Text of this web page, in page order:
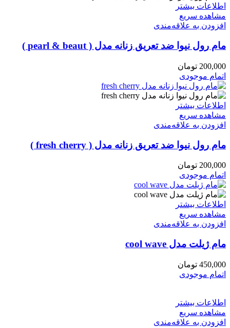
اطلاعات بیشتر
مشاهده سریع
افزودن به علاقه‌مندی
مام رول نیوا ضد تعریق زنانه مدل ( pearl & beaut )
200,000 تومان
اتمام موجودی
اطلاعات بیشتر
مشاهده سریع
افزودن به علاقه‌مندی
مام رول نیوا ضد تعریق زنانه مدل ( fresh cherry )
200,000 تومان
اتمام موجودی
اطلاعات بیشتر
مشاهده سریع
افزودن به علاقه‌مندی
مام ژیلت مدل cool wave
450,000 تومان
اتمام موجودی
اطلاعات بیشتر
مشاهده سریع
افزودن به علاقه‌مندی